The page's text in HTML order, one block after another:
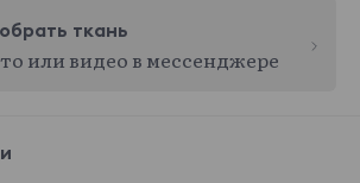
ткань
или видео в мессенджере